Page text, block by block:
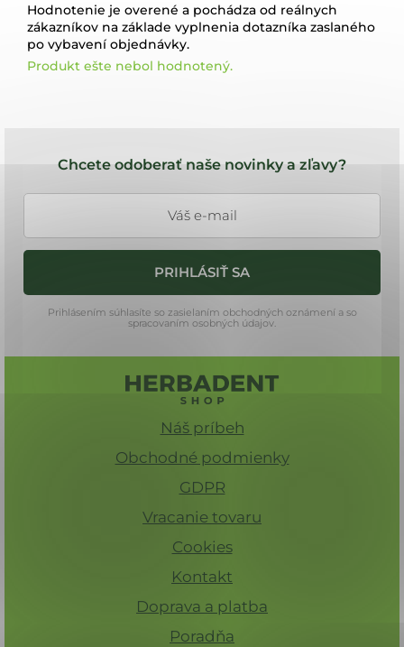
Hodnotenie je overené a pochádza od reálnych
zákazníkov na základe vyplnenia dotazníka zaslaného
po vybavení objednávky.
Produkt ešte nebol hodnotený.
Chcete odoberať naše novinky a zľavy?
PRIHLÁSIŤ SA
Prihlásením súhlasíte so zasielaním obchodných oznámení a so
spracovaním osobných údajov.
Náš príbeh
Obchodné podmienky
GDPR
Vracanie tovaru
Cookies
Kontakt
Doprava a platba
Poradňa